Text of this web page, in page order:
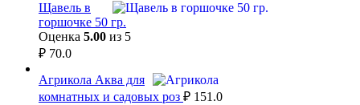
Щавель в
горшочке 50 гр.
Оценка 5.00 из 5
₽ 70.0
Агрикола Аква для
комнатных и садовых роз ₽ 151.0